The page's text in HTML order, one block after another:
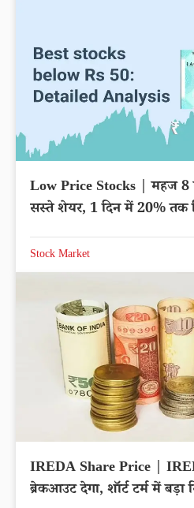
Low Price Stocks | महज
सस्ते शेयर, 1 दिन में 20% तक
Stock Market
IREDA Share Price |
ब्रेकआउट देगा, शॉर्ट टर्म में बड़ा